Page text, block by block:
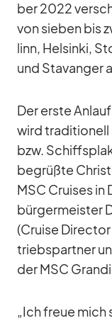
ber 2022
von sie­ben bis
linn, Hel­sinki,
und Sta­van­ger
Der erste
wird tra­di­tio­nell
bzw.
be­grüßte
MSC Crui­ses
bür­ger­meis­ter
(Cruise
triebs­part­ner
der MSC
„Ich freue mich